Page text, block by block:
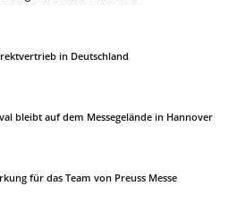
in Deutschland
bleibt auf dem Messegelände in Hannover
für das Team von Preuss Messe